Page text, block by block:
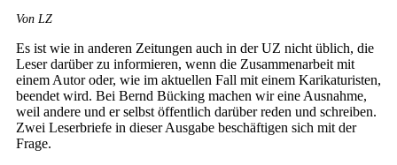
Von LZ
Es ist wie in anderen Zeitungen auch in der UZ nicht üblich, die
Leser darüber zu informieren, wenn die Zusammenarbeit mit
einem Autor oder, wie im aktuellen Fall mit einem Karikaturisten,
beendet wird. Bei Bernd Bücking machen wir eine Ausnahme,
weil andere und er selbst öffentlich darüber reden und schreiben.
Zwei Leserbriefe in dieser Ausgabe beschäftigen sich mit der
Frage.